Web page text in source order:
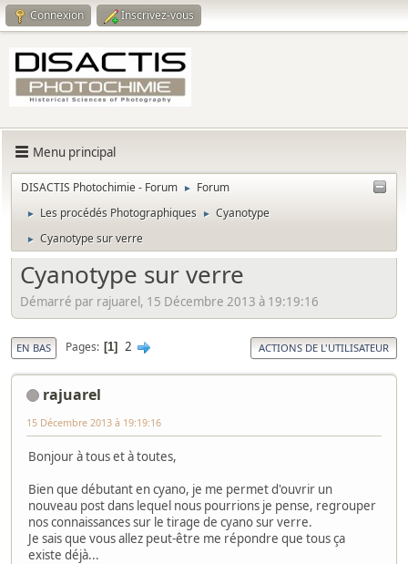
Connexion Inscrivez-vous
Menu principal
DISACTIS Photochimie - Forum ► Forum
► Les procédés Photographiques ► Cyanotype
► Cyanotype sur verre
Cyanotype sur verre
Démarré par rajuarel, 15 Décembre 2013 à 19:19:16
EN BAS Pages 1 2 ACTIONS DE L'UTILISATEUR
rajuarel
15 Décembre 2013 à 19:19:16
Bonjour à tous et à toutes,
Bien que débutant en cyano, je me permet d'ouvrir un
nouveau post dans lequel nous pourrions je pense, regrouper
nos connaissances sur le tirage de cyano sur verre.
Je sais que vous allez peut-être me répondre que tous ça
existe déjà...